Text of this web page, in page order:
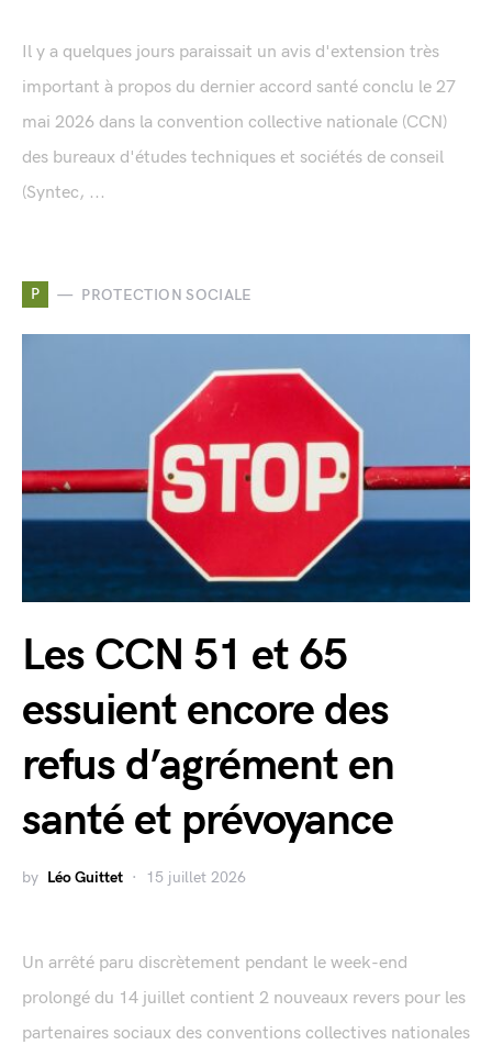
Il y a quelques jours paraissait un avis d'extension très
important à propos du dernier accord santé conclu le 27
mai 2026 dans la convention collective nationale (CCN)
des bureaux d'études techniques et sociétés de conseil
(Syntec, ...
P PROTECTION SOCIALE
Les CCN 51 et 65
essuient encore des
refus d’agrément en
santé et prévoyance
by Léo Guittet 15 juillet 2026
Un arrêté paru discrètement pendant le week-end
prolongé du 14 juillet contient 2 nouveaux revers pour les
partenaires sociaux des conventions collectives nationales